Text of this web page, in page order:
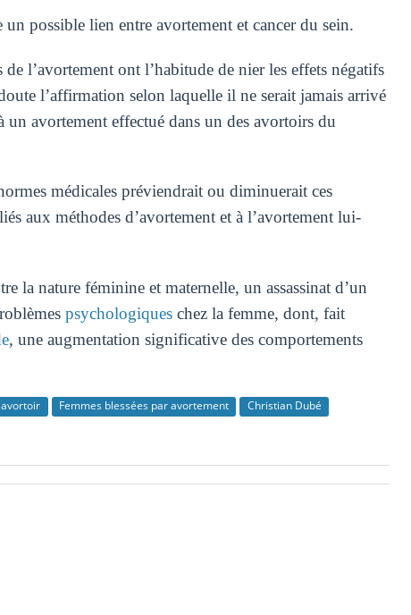
possible lien entre avortement et cancer du sein.
l’avortement ont l’habitude de nier les effets négatifs
l’affirmation selon laquelle il ne serait jamais arrivé
avortement effectué dans un des avortoirs du
médicales préviendrait ou diminuerait ces
aux méthodes d’avortement et à l’avortement lui-
la nature féminine et maternelle, un assassinat d’un
psychologiqueschez la femme, dont, fait
, une augmentation significative des comportements
avortoir Femmes blessées par avortement
Christian Dubé